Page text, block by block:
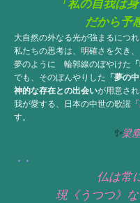
「私の自我は
だから予
大自然の外なる光が強まるにつれ
私たちの思考は、明確さを欠き、
夢のように 輪郭線のぼやけた
でも、そのぼんやりした 「夢の中
神的な存在との出会いが用意さ
我が愛する、日本の中世の歌謡
す。
✨梁
・・
仏は常
現《うつつ》